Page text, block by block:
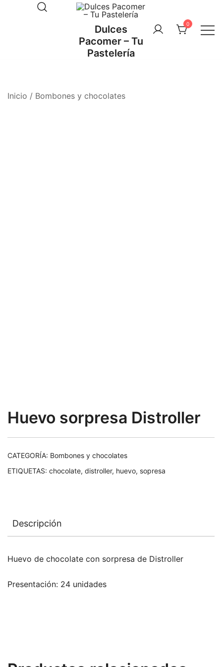
Dulces
Pacomer – Tu
Pastelería
0
Inicio / Bombones y chocolates
Huevo sorpresa Distroller
CATEGORÍA: Bombones y chocolates
ETIQUETAS: chocolate, distroller, huevo, sopresa
Descripción
Huevo de chocolate con sorpresa de Distroller
Presentación: 24 unidades